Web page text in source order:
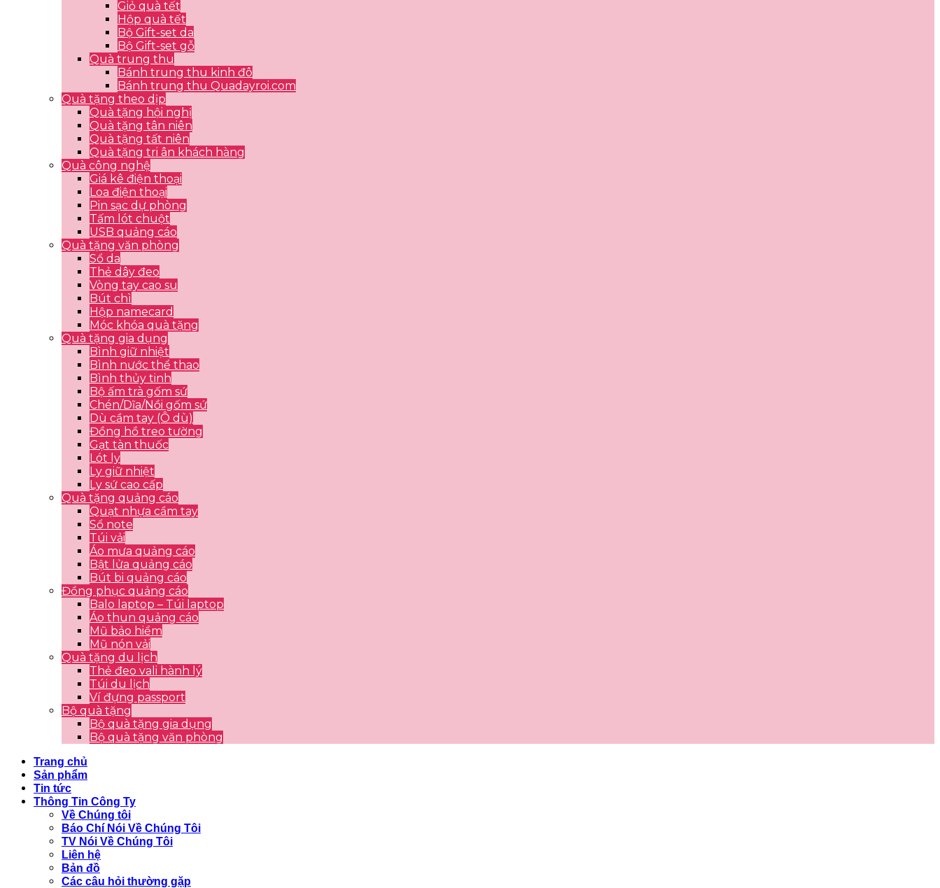
Giỏ quà tết
Hộp quà tết
Bộ Gift-set da
Bộ Gift-set gỗ
Quà trung thu
Bánh trung thu kinh đô
Bánh trung thu Quadayroi.com
Quà tặng theo dịp
Quà tặng hội nghị
Quà tặng tân niên
Quà tặng tất niên
Quà tặng tri ân khách hàng
Quà công nghệ
Giá kê điện thoại
Loa điện thoại
Pin sạc dự phòng
Tấm lót chuột
USB quảng cáo
Quà tặng văn phòng
Sổ da
Thẻ dây đeo
Vòng tay cao su
Bút chì
Hộp namecard
Móc khóa quà tặng
Quà tặng gia dụng
Bình giữ nhiệt
Bình nước thể thao
Bình thủy tinh
Bộ ấm trà gốm sứ
Chén/Dĩa/Nồi gốm sứ
Dù cầm tay (Ô dù)
Đồng hồ treo tường
Gạt tàn thuốc
Lót ly
Ly giữ nhiệt
Ly sứ cao cấp
Quà tặng quảng cáo
Quạt nhựa cầm tay
Sổ note
Túi vải
Áo mưa quảng cáo
Bật lửa quảng cáo
Bút bi quảng cáo
Đồng phục quảng cáo
Balo laptop – Túi laptop
Áo thun quảng cáo
Mũ bảo hiểm
Mũ nón vải
Quà tặng du lịch
Thẻ đeo vali hành lý
Túi du lịch
Ví đựng passport
Bộ quà tặng
Bộ quà tặng gia dụng
Bộ quà tặng văn phòng
Trang chủ
Sản phẩm
Tin tức
Thông Tin Công Ty
Về Chúng tôi
Báo Chí Nói Về Chúng Tôi
TV Nói Về Chúng Tôi
Liên hệ
Bản đồ
Các câu hỏi thường gặp